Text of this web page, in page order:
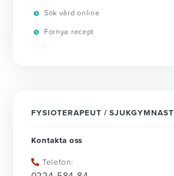
Sök vård online
Förnya recept
FYSIOTERAPEUT / SJUKGYMNAST
Kontakta oss
Telefon: